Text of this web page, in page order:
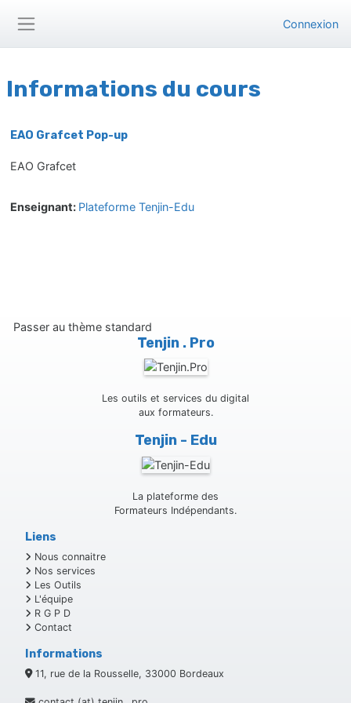
Connexion
Informations du cours
EAO Grafcet Pop-up
EAO Grafcet
Enseignant: Plateforme Tenjin-Edu
Passer au thème standard
Tenjin . Pro
Les outils et services du digital
aux formateurs.
Tenjin - Edu
La plateforme des
Formateurs Indépendants.
Liens
Nous connaitre
Nos services
Les Outils
L'équipe
R G P D
Contact
Informations
11, rue de la Rousselle, 33000 Bordeaux